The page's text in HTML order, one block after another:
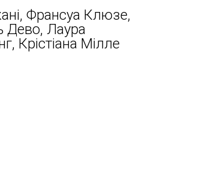
Франсуа Клюзе,
Дево, Лаура
Крістіана Мілле